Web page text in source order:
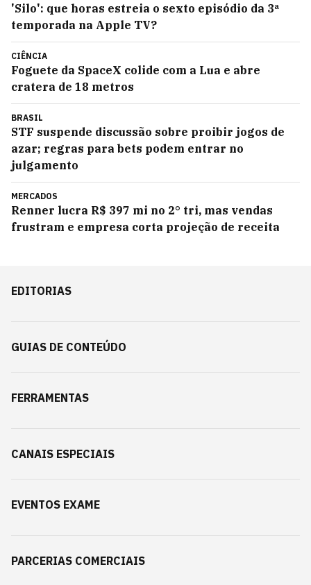
'Silo': que horas estreia o sexto episódio da 3ª
temporada na Apple TV?
CIÊNCIA
Foguete da SpaceX colide com a Lua e abre
cratera de 18 metros
BRASIL
STF suspende discussão sobre proibir jogos de
azar; regras para bets podem entrar no
julgamento
MERCADOS
Renner lucra R$ 397 mi no 2° tri, mas vendas
frustram e empresa corta projeção de receita
EDITORIAS
GUIAS DE CONTEÚDO
FERRAMENTAS
CANAIS ESPECIAIS
EVENTOS EXAME
PARCERIAS COMERCIAIS